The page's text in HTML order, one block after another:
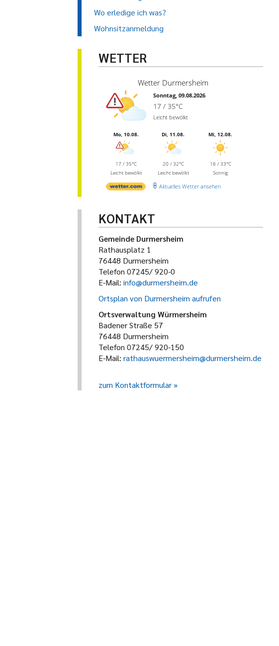
Wo erledige ich was?
Wohnsitzanmeldung
WETTER
Wetter Durmersheim
Sonntag, 09.08.2026
17 / 35°C
Leicht bewölkt
Mo, 10.08.
17 / 35°C
Leicht bewölkt
Di, 11.08.
20 / 32°C
Leicht bewölkt
Mi, 12.08.
16 / 33°C
Sonnig
Aktuelles Wetter ansehen
KONTAKT
Gemeinde Durmersheim
Rathausplatz 1
76448 Durmersheim
Telefon 07245/ 920-0
E-Mail: info@durmersheim.de
Ortsplan von Durmersheim aufrufen
Ortsverwaltung Würmersheim
Badener Straße 57
76448 Durmersheim
Telefon 07245/ 920-150
E-Mail: rathauswuermersheim@durmersheim.de
zum Kontaktformular